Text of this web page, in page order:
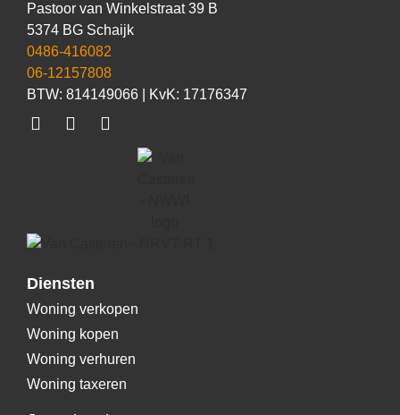
Pastoor van Winkelstraat 39 B
5374 BG Schaijk
0486-416082
06-12157808
BTW: 814149066 | KvK: 17176347
Diensten
Woning verkopen
Woning kopen
Woning verhuren
Woning taxeren